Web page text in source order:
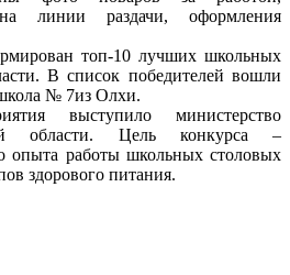
линии раздачи, оформления
топ-10 лучших школьных
В список победителей вошли
№ 7из Олхи.
выступило министерство
области. Цель конкурса –
опыта работы школьных столовых
здорового питания.